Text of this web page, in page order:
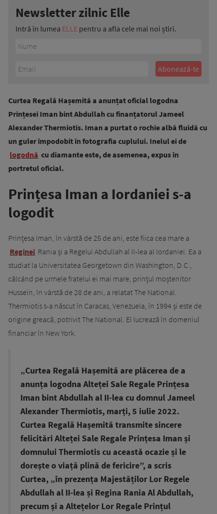
Newsletter zilnic Elle
Intră în lumea ELLE pentru a afla cele mai noi știri.
Curtea Regală Hașemită a anunțat oficial logodna
Prințesei Iman bint Abdullah cu finanțatorul Jameel
Alexander Thermiotis. Iman a purtat o rochie albă fluidă cu
un guler împodobit în fotografia cuplului. Inelul ei de
logodnă cu diamante este, de asemenea, expus în
portretul oficial.
Prințesa Iman a Iordaniei s-a
logodit
Prințesa Iman, în vârstă de 25 de ani, este fiica cea mare a
Reginei Rania și a Regelui Abdullah al II-lea al Iordaniei. Ea a
studiat la Universitatea Georgetown din Washington, D.C.,
călcând pe urmele fratelui ei mai mare, prințul moștenitor
Hussein, în vârstă de 28 de ani, a relatat The National.
Thermiotis s-a născut în Caracas, Venezuela, în 1994 și este de
origine greacă, potrivit The National. El lucrează în domeniul
financiar în New York.
„Curtea Regală Hașemită are plăcerea de a
anunța logodna Alteței Sale Regale Prințesa
Iman bint Abdullah al II-lea cu domnul Jameel
Alexander Thermiotis, marți, 5 iulie 2022.
Curtea Regală Hașemită transmite sincere
felicitări Alteței Sale Regale Prințesa Iman și
domnului Thermiotis cu această ocazie și le
dorește o viață plină de fericire”, a scris
Curtea, „în prezența Majestăților Lor Regele
Abdullah al II-lea și Regina Rania Al Abdullah,
precum și a Altețelor Lor Regale Prințul